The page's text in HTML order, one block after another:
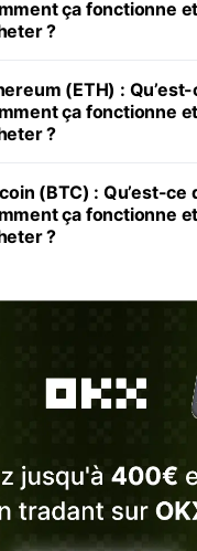
ça fonctionne
?
(ETH) : Qu’est-
ça fonctionne
?
(BTC) : Qu’est-ce
ça fonctionne
?